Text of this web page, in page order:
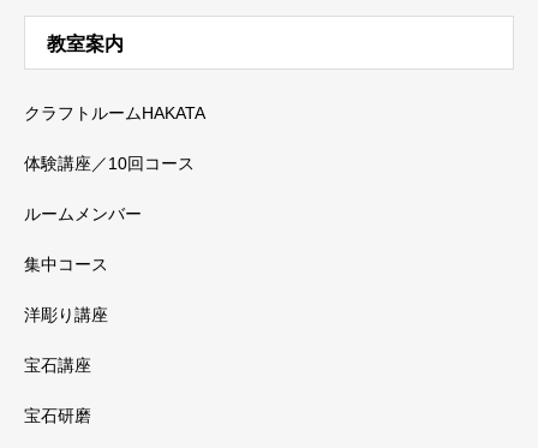
教室案内
クラフトルームHAKATA
体験講座／10回コース
ルームメンバー
集中コース
洋彫り講座
宝石講座
宝石研磨